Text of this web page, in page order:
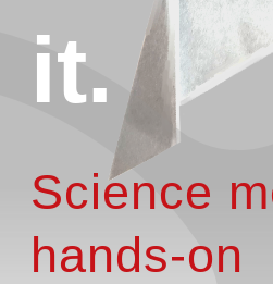
it.
Science
hands-on